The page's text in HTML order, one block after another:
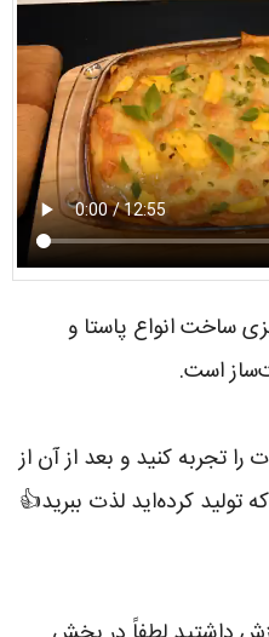
ساخت انواع پاستا و
است.
تجربه کنید و بعد از آن از
کرده‌اید لذت ببرید👍